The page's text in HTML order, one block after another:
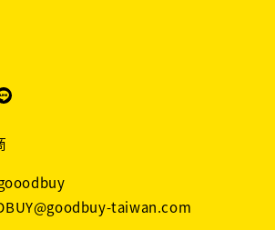
taiwan.com